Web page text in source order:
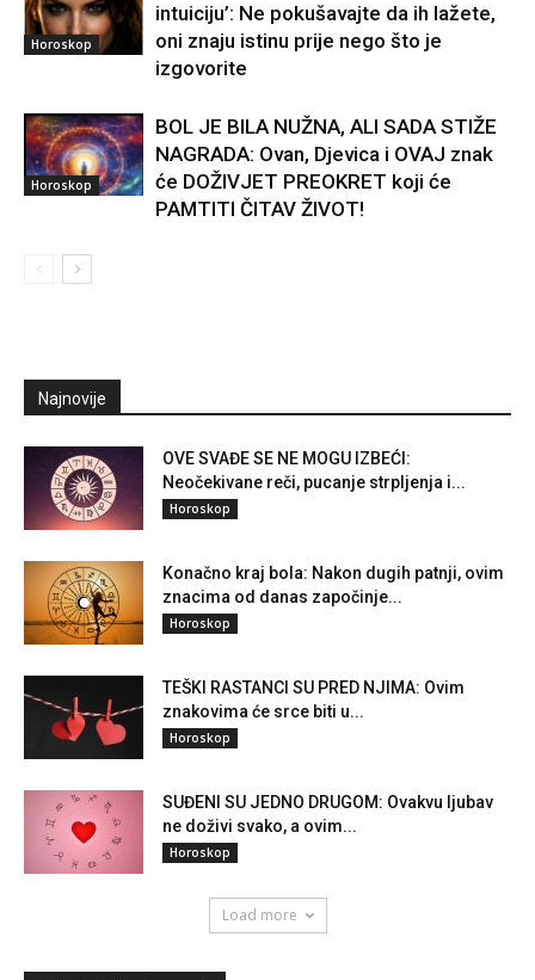
Horoskop
intuiciju’: Ne pokušavajte da ih lažete,
oni znaju istinu prije nego što je
izgovorite
Horoskop
BOL JE BILA NUŽNA, ALI SADA STIŽE
NAGRADA: Ovan, Djevica i OVAJ znak
će DOŽIVJET PREOKRET koji će
PAMTITI ČITAV ŽIVOT!
Najnovije
OVE SVAĐE SE NE MOGU IZBEĆI:
Neočekivane reči, pucanje strpljenja i...
Horoskop
Konačno kraj bola: Nakon dugih patnji, ovim
znacima od danas započinje...
Horoskop
TEŠKI RASTANCI SU PRED NJIMA: Ovim
znakovima će srce biti u...
Horoskop
SUĐENI SU JEDNO DRUGOM: Ovakvu ljubav
ne doživi svako, a ovim...
Horoskop
Load more